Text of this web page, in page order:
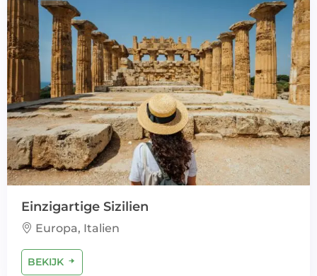
Einzigartige Sizilien
Europa, Italien
BEKIJK